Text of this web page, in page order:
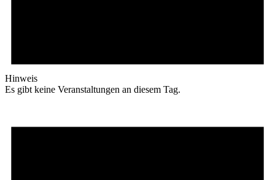
Hinweis
Es gibt keine Veranstaltungen an diesem Tag.